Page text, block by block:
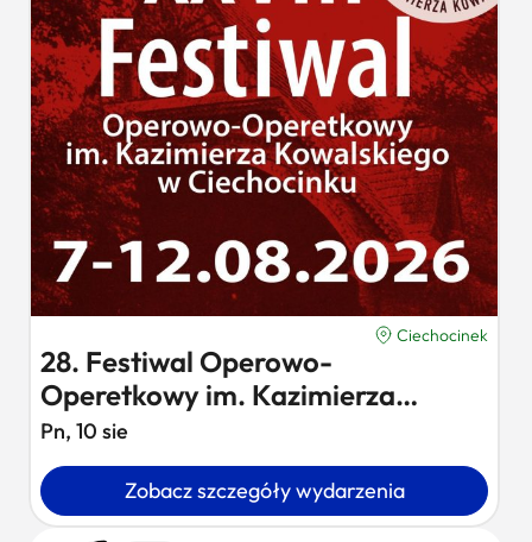
Ciechocinek
28. Festiwal Operowo-
Operetkowy im. Kazimierza
Kowalskiego –…
Pn, 10 sie
Zobacz szczegóły wydarzenia